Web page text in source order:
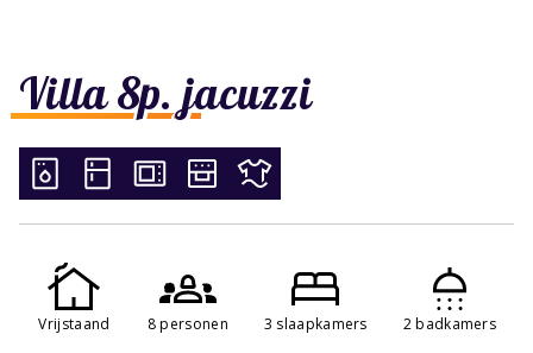
Villa 8p. jacuzzi
Vrijstaand 8 personen 3 slaapkamers 2 badkamers